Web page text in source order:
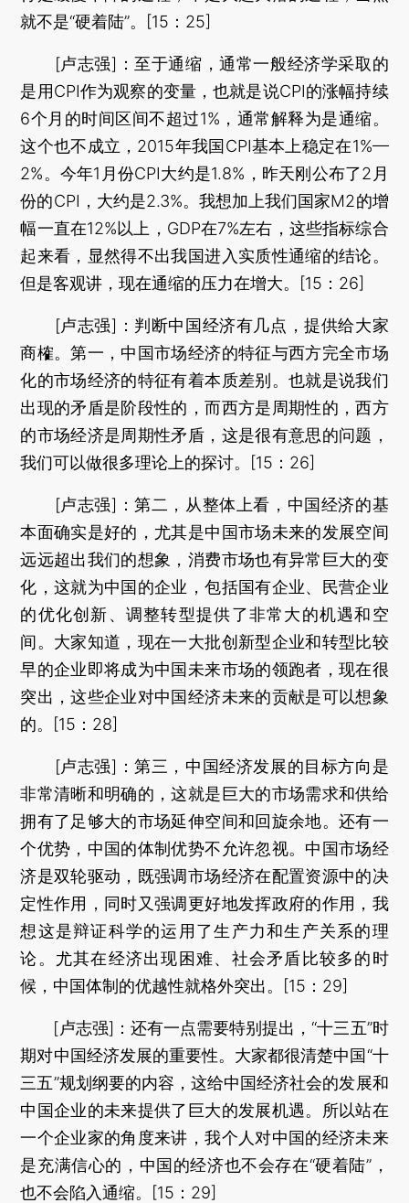
就不是“硬着陆”。[15：25]
[卢志强]：至于通缩，通常一般经济学采取的
是用CPI作为观察的变量，也就是说CPI的涨幅持续
6个月的时间区间不超过1%，通常解释为是通缩。
这个也不成立，2015年我国CPI基本上稳定在1%—
2%。今年1月份CPI大约是1.8%，昨天刚公布了2月
份的CPI，大约是2.3%。我想加上我们国家M2的增
幅一直在12%以上，GDP在7%左右，这些指标综合
起来看，显然得不出我国进入实质性通缩的结论。
但是客观讲，现在通缩的压力在增大。[15：26]
[卢志强]：判断中国经济有几点，提供给大家
商榷。第一，中国市场经济的特征与西方完全市场
化的市场经济的特征有着本质差别。也就是说我们
出现的矛盾是阶段性的，而西方是周期性的，西方
的市场经济是周期性矛盾，这是很有意思的问题，
我们可以做很多理论上的探讨。[15：26]
[卢志强]：第二，从整体上看，中国经济的基
本面确实是好的，尤其是中国市场未来的发展空间
远远超出我们的想象，消费市场也有异常巨大的变
化，这就为中国的企业，包括国有企业、民营企业
的优化创新、调整转型提供了非常大的机遇和空
间。大家知道，现在一大批创新型企业和转型比较
早的企业即将成为中国未来市场的领跑者，现在很
突出，这些企业对中国经济未来的贡献是可以想象
的。[15：28]
[卢志强]：第三，中国经济发展的目标方向是
非常清晰和明确的，这就是巨大的市场需求和供给
拥有了足够大的市场延伸空间和回旋余地。还有一
个优势，中国的体制优势不允许忽视。中国市场经
济是双轮驱动，既强调市场经济在配置资源中的决
定性作用，同时又强调更好地发挥政府的作用，我
想这是辩证科学的运用了生产力和生产关系的理
论。尤其在经济出现困难、社会矛盾比较多的时
候，中国体制的优越性就格外突出。[15：29]
[卢志强]：还有一点需要特别提出，“十三五”时
期对中国经济发展的重要性。大家都很清楚中国“十
三五”规划纲要的内容，这给中国经济社会的发展和
中国企业的未来提供了巨大的发展机遇。所以站在
一个企业家的角度来讲，我个人对中国的经济未来
是充满信心的，中国的经济也不会存在“硬着陆”，
也不会陷入通缩。[15：29]